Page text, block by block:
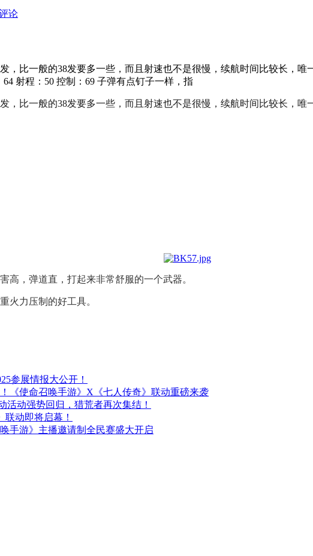
论
，比一般的38发要多一些，而且射速也不是很慢，续航时间比较长，
射程：50 控制：69 子弹有点钉子一样，指
，比一般的38发要多一些，而且射速也不是很慢，续航时间比较长，唯
高，弹道直，打起来非常舒服的一个武器。
火力压制的好工具。
参展情报大公开！
《使命召唤手游》X《七人传奇》联动重磅来袭
活动强势回归，猎荒者再次集结！
联动即将启幕！
手游》主播邀请制全民赛盛大开启